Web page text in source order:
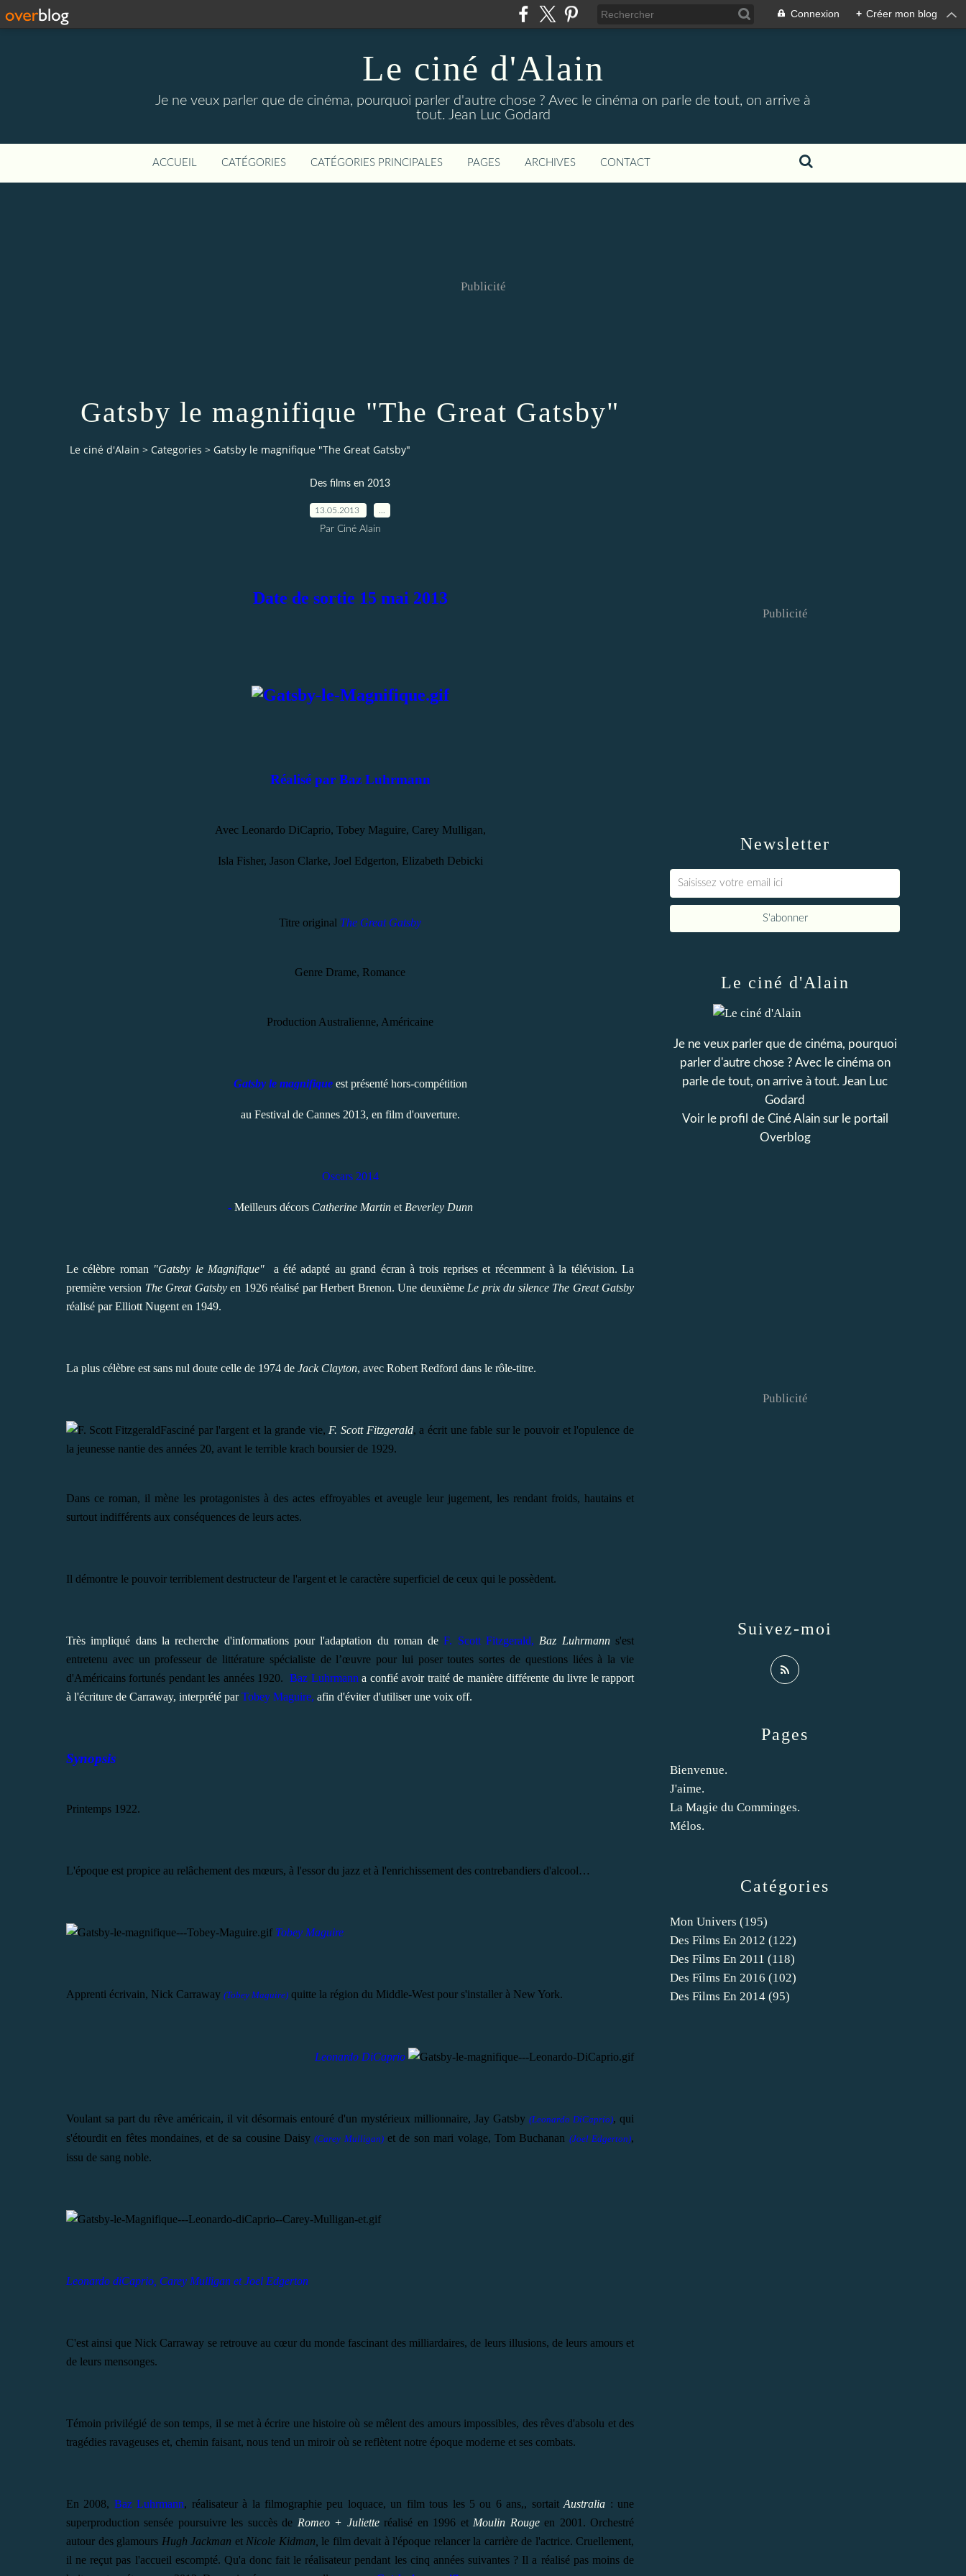
Connexion + Créer mon blog
Le ciné d'Alain
Je ne veux parler que de cinéma, pourquoi parler d'autre chose ? Avec le cinéma on parle de tout, on arrive à
tout. Jean Luc Godard
ACCUEIL CATÉGORIES CATÉGORIES PRINCIPALES PAGES ARCHIVES CONTACT
Publicité
Gatsby le magnifique "The Great Gatsby"
Le ciné d'Alain > Categories > Gatsby le magnifique "The Great Gatsby"
Des films en 2013
13.05.2013
Par Ciné Alain
Date de sortie 15 mai 2013
Réalisé par Baz Luhrmann
Avec Leonardo DiCaprio, Tobey Maguire, Carey Mulligan,
Isla Fisher, Jason Clarke, Joel Edgerton, Elizabeth Debicki
Titre original The Great Gatsby
Genre Drame, Romance
Production Australienne, Américaine
Gatsby le magnifiqueest présenté hors-compétition
au Festival de Cannes 2013, en film d'ouverture.
Oscars 2014
-Meilleurs décors Catherine Martinet Beverley Dunn
Le célèbre roman "Gatsby le Magnifique" a été adapté au grand écran à trois reprises et récemment à la télévision. La
première version The Great Gatsbyen 1926 réalisé par Herbert Brenon. Une deuxième Le prix du silenceThe Great Gatsby
réalisé par Elliott Nugent en 1949.
La plus célèbre est sans nul doute celle de 1974 de Jack Clayton, avec Robert Redford dans le rôle-titre.
Fasciné par l'argent et la grande vie, F. Scott Fitzgerald, a écrit une fable sur le pouvoir et l'opulence de
la jeunesse nantie des années 20, avant le terrible krach boursier de 1929.
Dans ce roman, il mène les protagonistes à des actes effroyables et aveugle leur jugement, les rendant froids, hautains et
surtout indifférents aux conséquences de leurs actes.
Il démontre le pouvoir terriblement destructeur de l'argent et le caractère superficiel de ceux qui le possèdent.
Très impliqué dans la recherche d'informations pour l'adaptation du roman deF. Scott Fitzgerald, Baz Luhrmann s'est
entretenu avec un professeur de littérature spécialiste de l’œuvre pour lui poser toutes sortes de questions liées à la vie
d'Américains fortunés pendant les années 1920.
Baz Luhrmann a confié avoir traité de manière différente du livre le rapport
à l'écriture de Carraway, interprété parTobey Maguire, afin d'éviter d'utiliser une voix off.
Synopsis
Printemps 1922.
L'époque est propice au relâchement des mœurs, à l'essor du jazz et à l'enrichissement des contrebandiers d'alcool…
Tobey Maguire
Apprenti écrivain, Nick Carraway (Tobey Maguire) quitte la région du Middle-West pour s'installer à New York.
Leonardo DiCaprio
Voulant sa part du rêve américain, il vit désormais entouré d'un mystérieux millionnaire, Jay Gatsby (Leonardo DiCaprio), qui
s'étourdit en fêtes mondaines, et de sa cousine Daisy (Carey Mulligan)et de son mari volage, Tom Buchanan (Joel Edgerton),
issu de sang noble.
Leonardo diCaprio, Carey Mulligan et Joel Edgerton
C'est ainsi que Nick Carraway se retrouve au cœur du monde fascinant des milliardaires, de leurs illusions, de leurs amours et
de leurs mensonges.
Témoin privilégié de son temps, il se met à écrire une histoire où se mêlent des amours impossibles, des rêves d'absolu et des
tragédies ravageuses et, chemin faisant, nous tend un miroir où se reflètent notre époque moderne et ses combats.
En 2008, Baz Luhrmann, réalisateur à la filmographie peu loquace, un film tous les 5 ou 6 ans,, sortait Australia : une
superproduction sensée poursuivre les succès de Romeo + Julietteréalisé en 1996 et Moulin Rougeen 2001. Orchestré
autour des glamours Hugh Jackman et Nicole Kidman, le film devait à l'époque relancer la carrière de l'actrice. Cruellement,
il ne reçut pas l'accueil escompté. Qu'a donc fait le réalisateur pendant les cinq années suivantes ? Il a réalisé pas moins de
Newsletter
Publicité
Catégories
Mon Univers (195)
Des Films En 2012 (122)
Des Films En 2011 (118)
Des Films En 2016 (102)
Des Films En 2014 (95)
Pages
Bienvenue.
J'aime.
La Magie du Comminges.
Mélos.
Le ciné d'Alain
Je ne veux parler que de cinéma, pourquoi
parler d'autre chose ? Avec le cinéma on
parle de tout, on arrive à tout. Jean Luc
Godard
Voir le profil de Ciné Alainsur le portail
Overblog
Suivez-moi
Publicité